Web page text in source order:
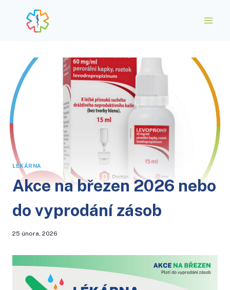
LÉKÁRNA
Akce na březen 2026 nebo
do vyprodání zásob
25 února, 2026